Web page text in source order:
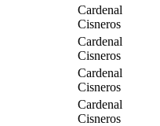
Cardenal
Cisneros
Cardenal
Cisneros
Cardenal
Cisneros
Cardenal
Cisneros